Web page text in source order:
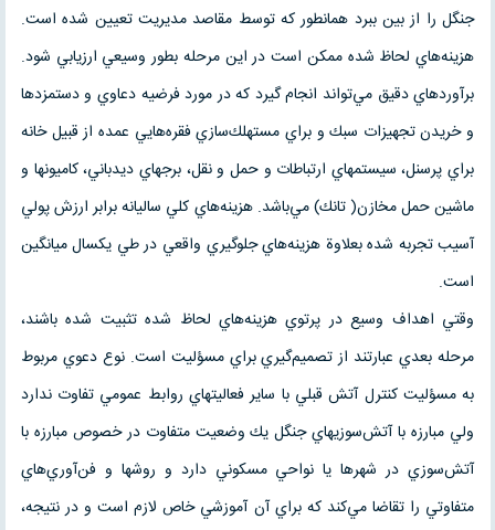
جنگل را از بين ببرد همانطور كه توسط مقاصد مديريت تعيين شده است.
هزينه‌هاي لحاظ شده ممكن است در اين مرحله بطور وسيعي ارزيابي شود.
برآوردهاي دقيق مي‌تواند انجام گيرد كه در مورد فرضيه دعاوي و دستمزدها
و خريدن تجهيزات سبك و براي مستهلك‌‌‌‌سازي فقره‌هايي عمده از قبيل خانه
براي پرسنل، سيستمهاي ارتباطات و حمل و نقل، برجهاي ديدباني، كاميونها و
ماشين حمل مخازن( تانك) مي‌باشد. هزينه‌هاي كلي ساليانه برابر ارزش پولي
آسيب تجربه شده بعلاوة هزينه‌هاي جلوگيري واقعي در طي يكسال ميانگين
است.
وقتي اهداف وسيع در پرتوي هزينه‌هاي لحاظ شده تثبيت شده باشند،
مرحله بعدي عبارتند از تصميم‌گيري براي مسؤليت است. نوع دعوي مربوط
به مسؤليت كنترل آتش قبلي با ساير فعاليتهاي روابط عمومي تفاوت ندارد
ولي مبارزه با آتش‌سوزيهاي جنگل يك وضعيت متفاوت در خصوص مبارزه با
آتش‌سوزي در شهر‌ها يا نواحي مسكوني دارد و روشها و فن‌آوري‌هاي
متفاوتي را تقاضا مي‌كند كه براي آن آموزشي خاص لازم است و در نتيجه،